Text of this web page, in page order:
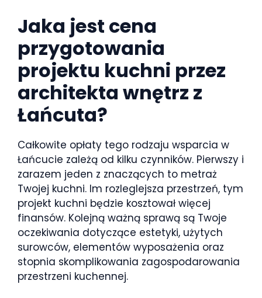
Jaka jest cena
przygotowania
projektu kuchni przez
architekta wnętrz z
Łańcuta?
Całkowite opłaty tego rodzaju wsparcia w
Łańcucie zależą od kilku czynników. Pierwszy i
zarazem jeden z znaczących to metraż
Twojej kuchni. Im rozleglejsza przestrzeń, tym
projekt kuchni będzie kosztował więcej
finansów. Kolejną ważną sprawą są Twoje
oczekiwania dotyczące estetyki, użytych
surowców, elementów wyposażenia oraz
stopnia skomplikowania zagospodarowania
przestrzeni kuchennej.